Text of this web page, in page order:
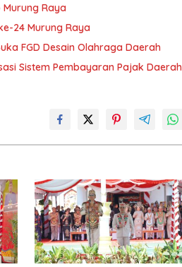
Raya
24 Murung Raya
FGD Desain Olahraga Daerah
Sistem Pembayaran Pajak Daerah